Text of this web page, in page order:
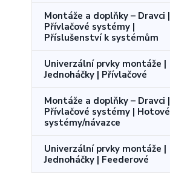
Montáže a doplňky – Dravci |
Přívlačové systémy |
Příslušenství k systémům
Univerzální prvky montáže |
Jednoháčky | Přívlačové
Montáže a doplňky – Dravci |
Přívlačové systémy | Hotové
systémy/návazce
Univerzální prvky montáže |
Jednoháčky | Feederové